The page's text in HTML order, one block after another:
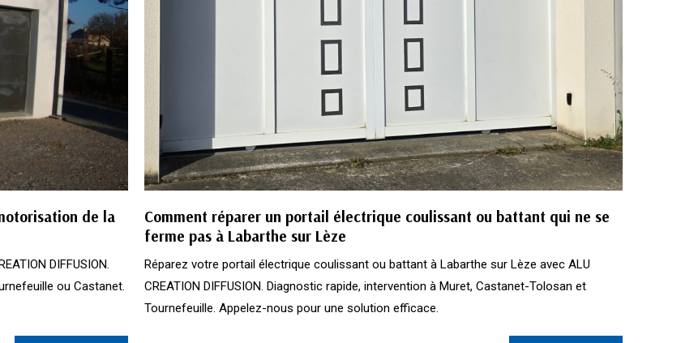
de la
DIFFUSION.
ou Castanet.
Comment réparer un portail électrique coulissant ou battant qui ne se
ferme pas à Labarthe sur Lèze
Réparez votre portail électrique coulissant ou battant à Labarthe sur Lèze avec ALU
CREATION DIFFUSION. Diagnostic rapide, intervention à Muret, Castanet-Tolosan et
Tournefeuille. Appelez-nous pour une solution efficace.